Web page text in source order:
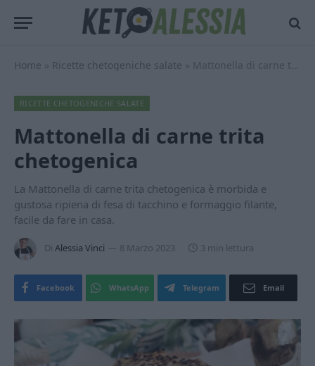
Home » Ricette chetogeniche salate » Mattonella di carne trita chetogenica
RICETTE CHETOGENICHE SALATE
Mattonella di carne trita
chetogenica
La Mattonella di carne trita chetogenica è morbida e
gustosa ripiena di fesa di tacchino e formaggio filante,
facile da fare in casa.
Di Alessia Vinci 8 Marzo 2023 3 min lettura
Facebook WhatsApp Telegram Email